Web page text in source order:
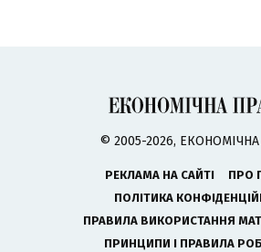
© 2005-2026,
РЕКЛАМА НА САЙТІ
ПРО
ПОЛІТИКА
ПРАВИЛА ВИКОРИСТАННЯ
ПРИНЦИПИ І ПРАВИЛА